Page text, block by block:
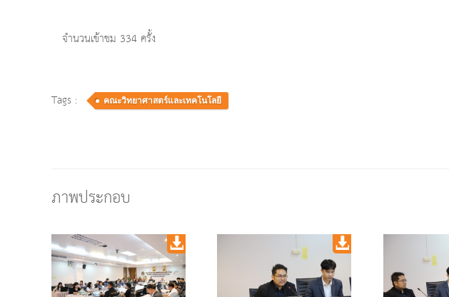
จำนวนเข้าชม 334 ครั้ง
Tags : คณะวิทยาศาสตร์และเทคโนโลยี
ภาพประกอบ